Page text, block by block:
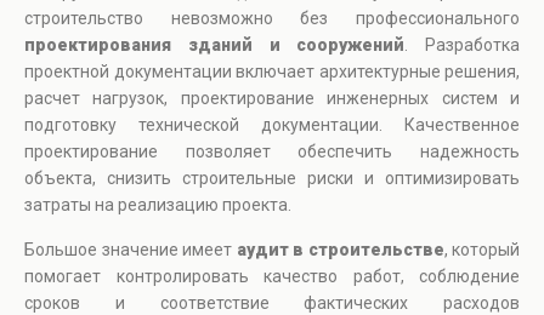
строительство невозможно без профессионального
проектирования зданий и сооружений . Разработка
проектной документации включает архитектурные решения,
расчет нагрузок, проектирование инженерных систем и
подготовку технической документации. Качественное
проектирование позволяет обеспечить надежность
объекта, снизить строительные риски и оптимизировать
затраты на реализацию проекта.
Большое значение имеет аудит в строительстве, который
помогает контролировать качество работ, соблюдение
сроков и соответствие фактических расходов